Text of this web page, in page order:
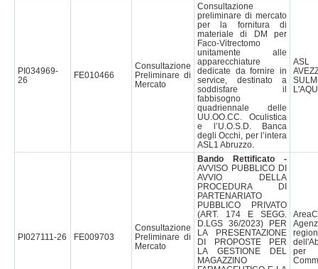
PI034969-
26
FE010466
Consultazione
Preliminare di
Mercato
Consultazione
preliminare di mercato
per la fornitura di
materiale di DM per
Faco-Vitrectomo
unitamente alle
apparecchiature
dedicate da fornire in
service, destinato a
soddisfare il
fabbisogno
quadriennale delle
UU.OO.CC. Oculistica
e l’U.O.S.D. Banca
degli Occhi, per l’intera
ASL1 Abruzzo.
PI027111-26 FE009703
Consultazione
Preliminare di
Mercato
Bando Rettificato -
AVVISO PUBBLICO DI
AVVIO DELLA
PROCEDURA DI
PARTENARIATO
PUBBLICO PRIVATO
(ART. 174 E SEGG.
D.LGS 36/2023) PER
LA PRESENTAZIONE
DI PROPOSTE PER
LA GESTIONE DEL
MAGAZZINO